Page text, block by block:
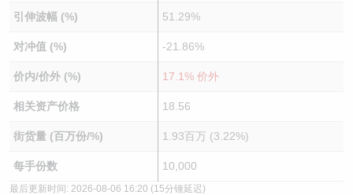
引伸波幅 (%) 51.29%
对冲值 (%) -21.86%
价内/价外 (%) 17.1% 价外
相关资产价格 18.56
街货量 (百万份/%) 1.93百万 (3.22%)
每手份数 10,000
最后更新时间: 2026-08-06 16:20 (15分锺延迟)